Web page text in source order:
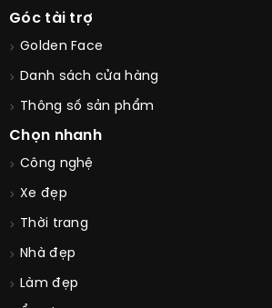
Góc tài trợ
Golden Face
Danh sách cửa hàng
Thông số sản phẩm
Chọn nhanh
Công nghệ
Xe đẹp
Thời trang
Nhà đẹp
Làm đẹp